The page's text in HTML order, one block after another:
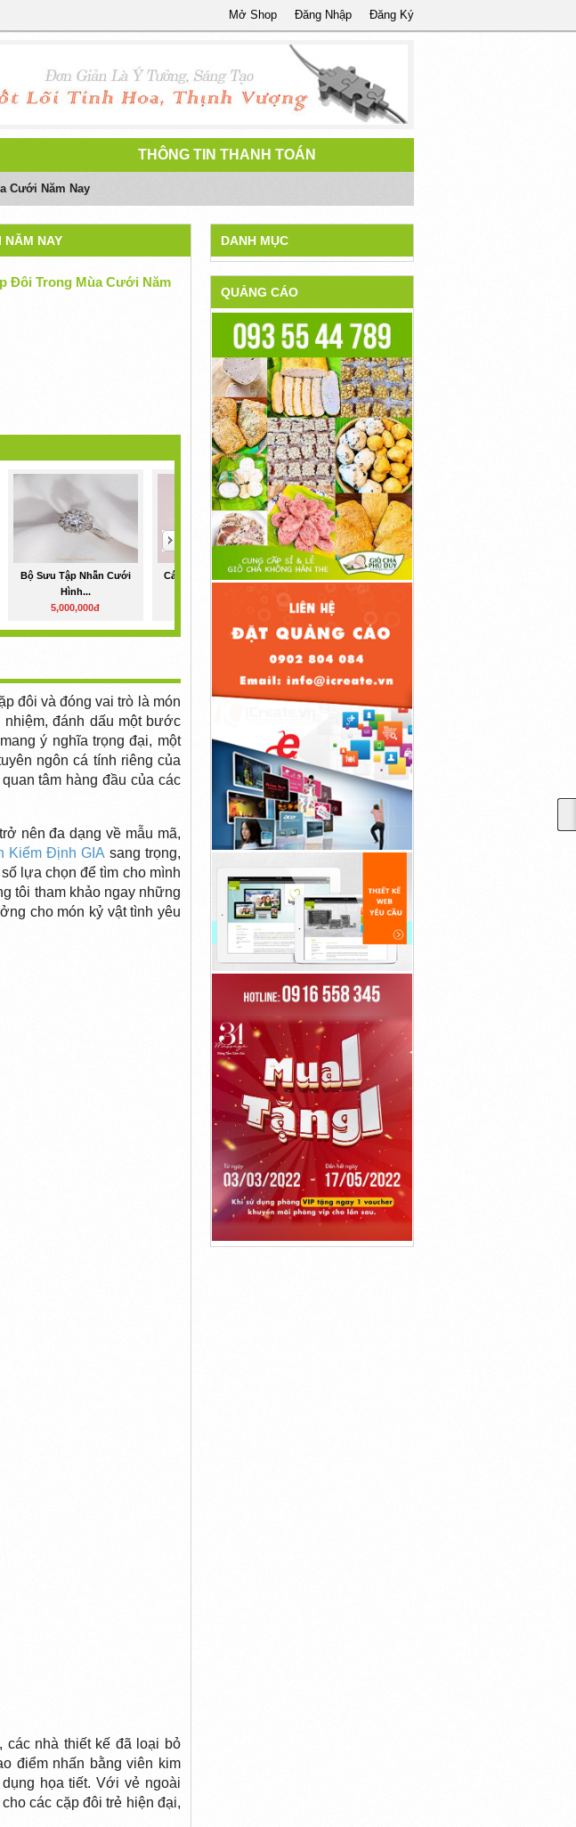
Đăng Ký
Đăng Nhập
Mở Shop
THÔNG TIN THANH TOÁN
Cưới Năm Nay
NĂM NAY
Đôi Trong Mùa Cưới Năm
Bộ Sưu Tập Nhẫn Cưới
Hình...
5,000,000đ
Cách Lựa Chọn Lắc Tay
Fancy Shape Diamond -
Đọc Vị Tính...
>
đôi và đóng vai trò là món
nhiệm, đánh dấu một bước
ý nghĩa trọng đại, một
ngôn cá tính riêng của
tâm hàng đầu của các
nên đa dạng về mẫu mã,
Kiểm Định GIA sang trọng,
lựa chọn để tìm cho mình
tôi tham khảo ngay những
cho món kỷ vật tình yêu
các nhà thiết kế đã loại bỏ
điểm nhấn bằng viên kim
họa tiết. Với vẻ ngoài
các cặp đôi trẻ hiện đại,
DANH MỤC
QUẢNG CÁO